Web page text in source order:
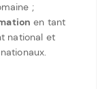
;
en tant
national et